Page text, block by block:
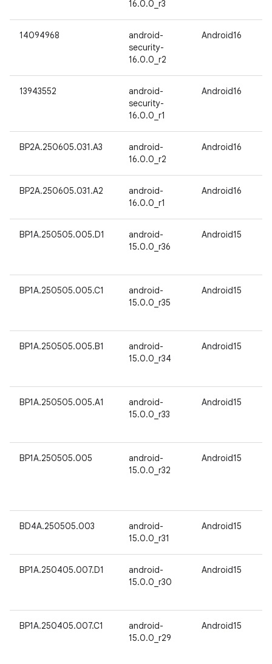
16.0.0_r3
14094968
android-
security-
16.0.0_r2
Android16
13943552
android-
security-
16.0.0_r1
Android16
BP2A.250605.031.A3
android-
16.0.0_r2
Android16
BP2A.250605.031.A2
android-
16.0.0_r1
Android16
BP1A.250505.005.D1
android-
15.0.0_r36
Android15
BP1A.250505.005.C1
android-
15.0.0_r35
Android15
BP1A.250505.005.B1
android-
15.0.0_r34
Android15
BP1A.250505.005.A1
android-
15.0.0_r33
Android15
BP1A.250505.005
android-
15.0.0_r32
Android15
BD4A.250505.003
android-
15.0.0_r31
Android15
BP1A.250405.007.D1
android-
15.0.0_r30
Android15
BP1A.250405.007.C1
android-
15.0.0_r29
Android15